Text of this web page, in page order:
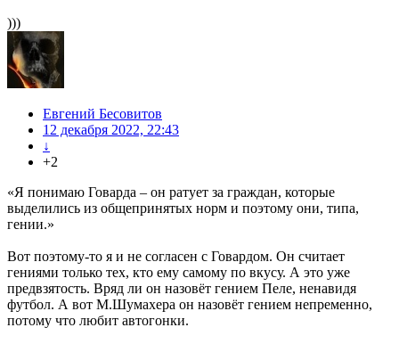
)))
Евгений Бесовитов
12 декабря 2022, 22:43
↓
+2
«Я понимаю Говарда – он ратует за граждан, которые
выделились из общепринятых норм и поэтому они, типа,
гении.»
Вот поэтому-то я и не согласен с Говардом. Он считает
гениями только тех, кто ему самому по вкусу. А это уже
предвзятость. Вряд ли он назовёт гением Пеле, ненавидя
футбол. А вот М.Шумахера он назовёт гением непременно,
потому что любит автогонки.